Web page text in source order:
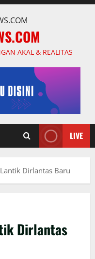
AKAL & REALITAS
LIVE
Dirlantas Baru
Dirlantas